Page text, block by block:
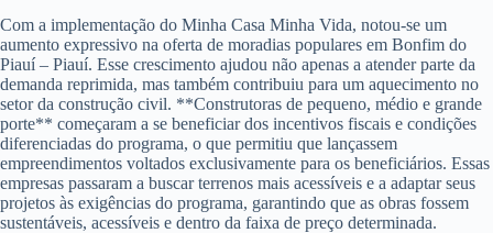
Com a implementação do Minha Casa Minha Vida, notou-se um
aumento expressivo na oferta de moradias populares em Bonfim do
Piauí – Piauí. Esse crescimento ajudou não apenas a atender parte da
demanda reprimida, mas também contribuiu para um aquecimento no
setor da construção civil. **Construtoras de pequeno, médio e grande
porte** começaram a se beneficiar dos incentivos fiscais e condições
diferenciadas do programa, o que permitiu que lançassem
empreendimentos voltados exclusivamente para os beneficiários. Essas
empresas passaram a buscar terrenos mais acessíveis e a adaptar seus
projetos às exigências do programa, garantindo que as obras fossem
sustentáveis, acessíveis e dentro da faixa de preço determinada.